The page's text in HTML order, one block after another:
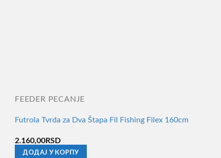
FEEDER PECANJE
Futrola Tvrda za Dva Štapa Fil Fishing Filex 160cm
2.160,00RSD
ДОДАЈ У КОРПУ